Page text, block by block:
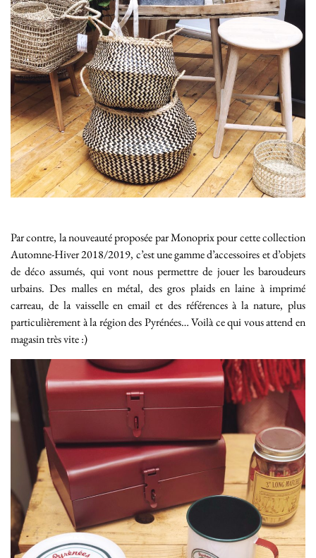
Par contre, la nouveauté proposée par Monoprix pour cette collection
Automne-Hiver 2018/2019, c’est une gamme d’accessoires et d’objets
de déco assumés, qui vont nous permettre de jouer les baroudeurs
urbains. Des malles en métal, des gros plaids en laine à imprimé
carreau, de la vaisselle en email et des références à la nature, plus
particulièrement à la région des Pyrénées… Voilà ce qui vous attend en
magasin très vite :)